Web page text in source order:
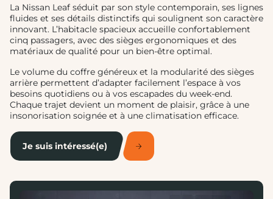
La Nissan Leaf séduit par son style contemporain, ses lignes
fluides et ses détails distinctifs qui soulignent son caractère
innovant. L’habitacle spacieux accueille confortablement
cinq passagers, avec des sièges ergonomiques et des
matériaux de qualité pour un bien-être optimal.
Le volume du coffre généreux et la modularité des sièges
arrière permettent d’adapter facilement l’espace à vos
besoins quotidiens ou à vos escapades du week-end.
Chaque trajet devient un moment de plaisir, grâce à une
insonorisation soignée et à une climatisation efficace.
Je suis intéressé(e)